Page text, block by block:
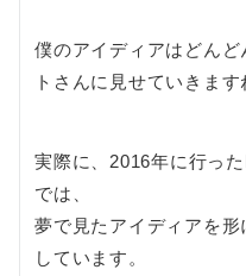
僕のアイディアはどん
トさんに見せていきます
実際に、2016年に行っ
では、
夢で見たアイディアを
しています。